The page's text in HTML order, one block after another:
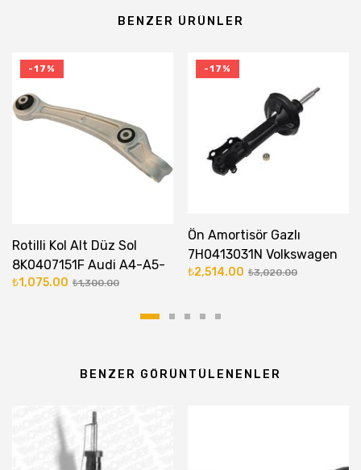
BENZER ÜRÜNLER
-17%
Rotilli Kol Alt Düz Sol
8K0407151F Audi A4-A5-
A6-A7-Q5₺1,300.00
₺1,075.00
-17%
Ön Amortisör Gazlı
7H0413031N Volkswagen
Transporter T5- T6
₺3,020.00
₺2,514.00
BENZER GÖRÜNTÜLENENLER